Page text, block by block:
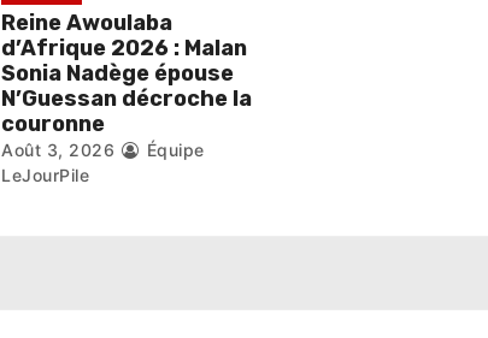
Reine Awoulaba
d’Afrique 2026 : Malan
Sonia Nadège épouse
N’Guessan décroche la
couronne
Août 3, 2026
Équipe
LeJourPile